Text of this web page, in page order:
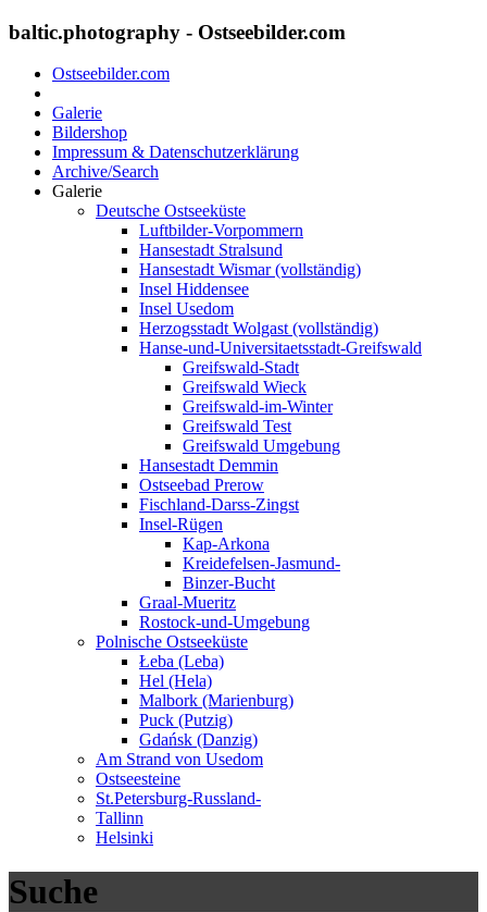
baltic.photography - Ostseebilder.com
Ostseebilder.com
Galerie
Bildershop
Impressum & Datenschutzerklärung
Archive/Search
Galerie
Deutsche Ostseeküste
Luftbilder-Vorpommern
Hansestadt Stralsund
Hansestadt Wismar (vollständig)
Insel Hiddensee
Insel Usedom
Herzogsstadt Wolgast (vollständig)
Hanse-und-Universitaetsstadt-Greifswald
Greifswald-Stadt
Greifswald Wieck
Greifswald-im-Winter
Greifswald Test
Greifswald Umgebung
Hansestadt Demmin
Ostseebad Prerow
Fischland-Darss-Zingst
Insel-Rügen
Kap-Arkona
Kreidefelsen-Jasmund-
Binzer-Bucht
Graal-Mueritz
Rostock-und-Umgebung
Polnische Ostseeküste
Łeba (Leba)
Hel (Hela)
Malbork (Marienburg)
Puck (Putzig)
Gdańsk (Danzig)
Am Strand von Usedom
Ostseesteine
St.Petersburg-Russland-
Tallinn
Helsinki
Suche